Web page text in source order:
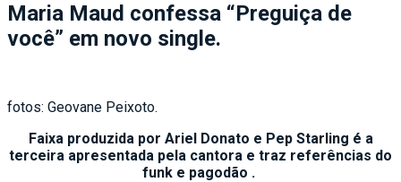
Maria Maud confessa “Preguiça de
você” em novo single.
fotos: Geovane Peixoto.
Faixa produzida por Ariel Donato e Pep Starling é a
terceira apresentada pela cantora e traz referências do
funk e pagodão .